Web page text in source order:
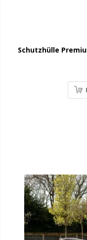
Schutzhülle